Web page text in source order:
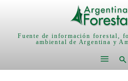
Fuente de información forestal,
ambiental de Argentina y